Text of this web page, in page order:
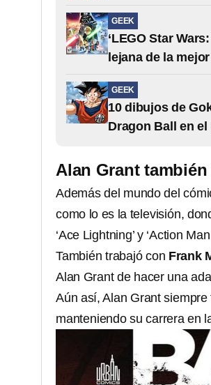
GEEK
‘LEGO Star
lejana de la
GEEK
10 dibujos de
Dragon Ball en
Alan Grant
Además del mundo del
como lo es la televisión,
‘Ace Lightning’ y ‘Action
También trabajó con Frank
Alan Grant de hacer una
Aún así, Alan Grant
manteniendo su carrera en